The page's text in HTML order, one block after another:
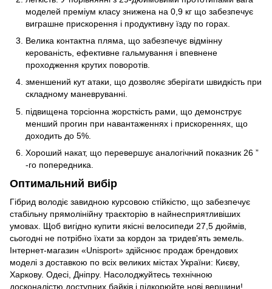
моделей преміум класу знижена на 0,9 кг що забезпечує
виграшне прискорення і продуктивну їзду по горах.
Велика контактна пляма, що забезпечує відмінну
керованість, ефективне гальмування і впевнене
проходження крутих поворотів.
зменшений кут атаки, що дозволяє зберігати швидкість при
складному маневруванні.
підвищена торсіонна жорсткість рами, що демонструє
менший прогин при навантаженнях і прискореннях, що
доходить до 5%.
Хороший накат, що перевершує аналогічний показник 26 ”
-го попередника.
Оптимальний вибір
Гібрид володіє завидною курсовою стійкістю, що забезпечує
стабільну прямолінійну траєкторію в найнесприятливіших
умовах. Щоб вигідно купити якісні велосипеди 27,5 дюймів,
сьогодні не потрібно їхати за кордон за тридев'ять земель.
Інтернет-магазин «Unisport» здійснює продаж брендових
моделі з доставкою по всіх великих містах України: Києву,
Харкову. Одесі, Дніпру. Насолоджуйтесь технічною
досконалістю доступних байків і підкорюйте нові вершини!